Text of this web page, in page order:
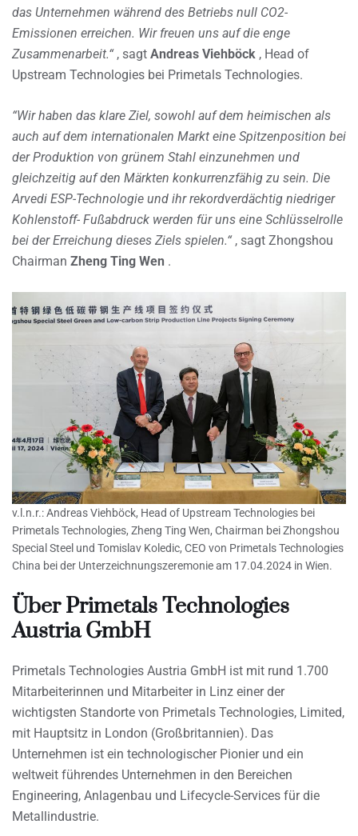
das Unternehmen während des Betriebs null CO2-
Emissionen erreichen. Wir freuen uns auf die enge
Zusammenarbeit.“, sagt Andreas Viehböck , Head of
Upstream Technologies bei Primetals Technologies.
“Wir haben das klare Ziel, sowohl auf dem heimischen als
auch auf dem internationalen Markt eine Spitzenposition bei
der Produktion von grünem Stahl einzunehmen und
gleichzeitig auf den Märkten konkurrenzfähig zu sein. Die
Arvedi ESP-Technologie und ihr rekordverdächtig niedriger
Kohlenstoff- Fußabdruck werden für uns eine Schlüsselrolle
bei der Erreichung dieses Ziels spielen.“, sagt Zhongshou
Chairman Zheng Ting Wen .
v.l.n.r.: Andreas Viehböck, Head of Upstream Technologies bei
Primetals Technologies, Zheng Ting Wen, Chairman bei Zhongshou
Special Steel und Tomislav Koledic, CEO von Primetals Technologies
China bei der Unterzeichnungszeremonie am 17.04.2024 in Wien.
Über Primetals Technologies
Austria GmbH
Primetals Technologies Austria GmbH ist mit rund 1.700
Mitarbeiterinnen und Mitarbeiter in Linz einer der
wichtigsten Standorte von Primetals Technologies, Limited,
mit Hauptsitz in London (Großbritannien). Das
Unternehmen ist ein technologischer Pionier und ein
weltweit führendes Unternehmen in den Bereichen
Engineering, Anlagenbau und Lifecycle-Services für die
Metallindustrie.